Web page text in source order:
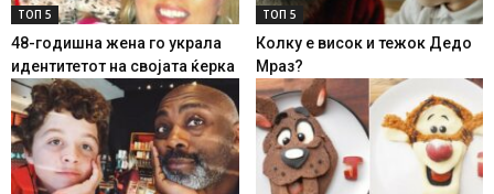
ТОП 5
48-годишна жена го украла
идентитетот на својата ќерка
ТОП 5
Колку е висок и тежок Дедо
Мраз?